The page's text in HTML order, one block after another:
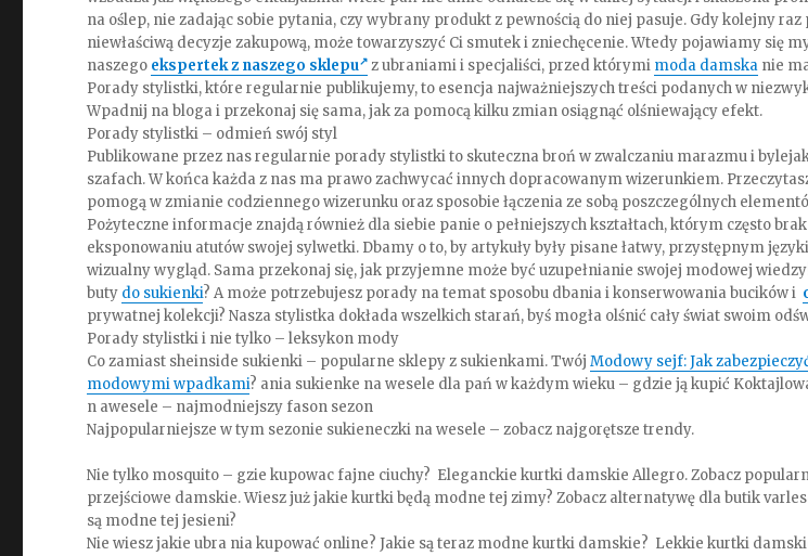
na oślep, nie zadając sobie pytania, czy wybrany produkt z pewnością do niej pasuje. Gdy kolejny
niewłaściwą decyzje zakupową, może towarzyszyć Ci smutek i zniechęcenie. Wtedy pojawiamy się
naszego ekspertek z naszego sklepu z ubraniami i specjaliści, przed którymi moda damska nie
Porady stylistki, które regularnie publikujemy, to esencja najważniejszych treści podanych w
Wpadnij na bloga i przekonaj się sama, jak za pomocą kilku zmian osiągnąć olśniewający efekt.
Porady stylistki – odmień swój styl
Publikowane przez nas regularnie porady stylistki to skuteczna broń w zwalczaniu marazmu i
szafach. W końca każda z nas ma prawo zachwycać innych dopracowanym wizerunkiem.
pomogą w zmianie codziennego wizerunku oraz sposobie łączenia ze sobą poszczególnych
Pożyteczne informacje znajdą również dla siebie panie o pełniejszych kształtach, którym często
eksponowaniu atutów swojej sylwetki. Dbamy o to, by artykuły były pisane łatwy, przystępnym
wizualny wygląd. Sama przekonaj się, jak przyjemne może być uzupełnianie swojej modowej
buty do sukienki? A może potrzebujesz porady na temat sposobu dbania i konserwowania bucików i
prywatnej kolekcji? Nasza stylistka dokłada wszelkich starań, byś mogła olśnić cały świat swoim
Porady stylistki i nie tylko – leksykon mody
Co zamiast sheinside sukienki – popularne sklepy z sukienkami. TwójModowy sejf: Jak
modowymi wpadkami? ania sukienke na wesele dla pań w każdym wieku – gdzie ją kupić
n awesele – najmodniejszy fason sezon
Najpopularniejsze w tym sezonie sukieneczki na wesele – zobacz najgorętsze trendy.
Nie tylko mosquito – gzie kupowac fajne ciuchy? Eleganckie kurtki damskie Allegro. Zobacz
przejściowe damskie. Wiesz już jakie kurtki będą modne tej zimy? Zobacz alternatywę dla butik
są modne tej jesieni?
Nie wiesz jakie ubra nia kupować online? Jakie są teraz modne kurtki damskie? Lekkie kurtki